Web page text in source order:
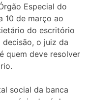
Especial do
10 de março ao
do escritório
decisão, o juiz da
quem deve resolver
social da banca